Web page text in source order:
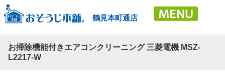
鶴見本町通店
お掃除機能付きエアコンクリーニング 三菱電機 MSZ‐
L2217‐W